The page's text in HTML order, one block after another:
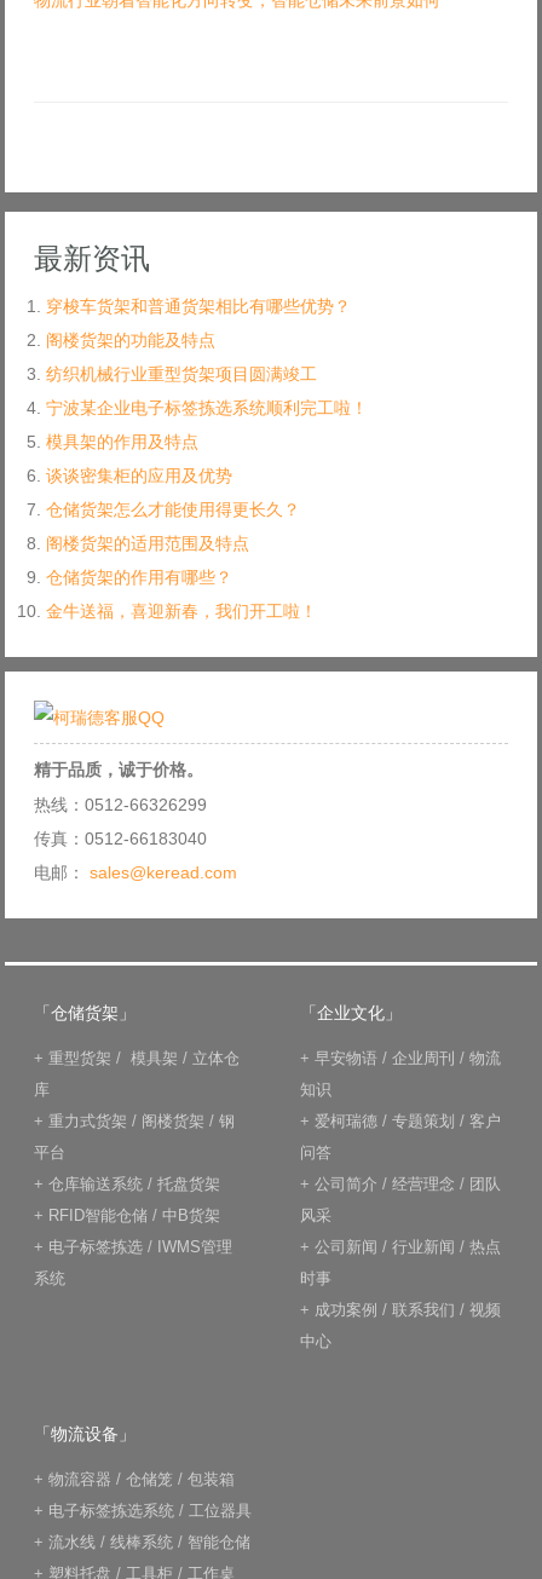
最新资讯
穿梭车货架和普通货架相比有哪些优势？
阁楼货架的功能及特点
纺织机械行业重型货架项目圆满竣工
宁波某企业电子标签拣选系统顺利完工啦！
模具架的作用及特点
谈谈密集柜的应用及优势
仓储货架怎么才能使用得更长久？
阁楼货架的适用范围及特点
仓储货架的作用有哪些？
金牛送福，喜迎新春，我们开工啦！
精于品质，诚于价格。
热线：0512-66326299
传真：0512-66183040
电邮： sales@keread.com
「仓储货架」
+ 重型货架 / 模具架 / 立体仓
库
+ 重力式货架 / 阁楼货架 / 钢
平台
+ 仓库输送系统 / 托盘货架
+ RFID智能仓储 / 中B货架
+ 电子标签拣选 / IWMS管理
系统
「企业文化」
+ 早安物语 / 企业周刊 / 物流
知识
+ 爱柯瑞德 / 专题策划 / 客户
问答
+ 公司简介 / 经营理念 / 团队
风采
+ 公司新闻 / 行业新闻 / 热点
时事
+ 成功案例 / 联系我们 / 视频
中心
「物流设备」
+ 物流容器 / 仓储笼 / 包装箱
+ 电子标签拣选系统 / 工位器具
+ 流水线 / 线棒系统 / 智能仓储
+ 塑料托盘 / 工具柜 / 工作桌